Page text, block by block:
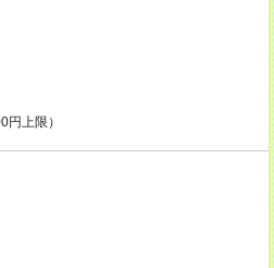
上限）